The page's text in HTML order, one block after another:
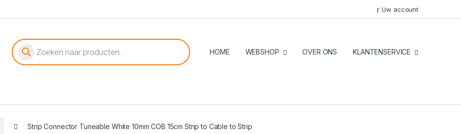
Uw account
Producten zoeken
HOME
WEBSHOP OVER ONS KLANTENSERVICE
Strip Connector Tuneable White 10mm COB 15cm Strip to Cable to Strip